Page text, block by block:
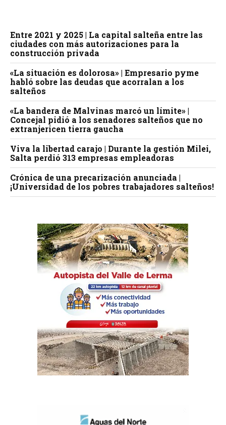
Entre 2021 y 2025 | La capital salteña entre las
ciudades con más autorizaciones para la
construcción privada
«La situación es dolorosa» | Empresario pyme
habló sobre las deudas que acorralan a los
salteños
«La bandera de Malvinas marcó un límite» |
Concejal pidió a los senadores salteños que no
extranjericen tierra gaucha
Viva la libertad carajo | Durante la gestión Milei,
Salta perdió 313 empresas empleadoras
Crónica de una precarización anunciada |
¡Universidad de los pobres trabajadores salteños!